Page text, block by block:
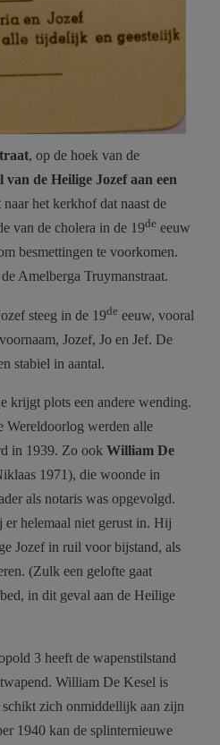
, op de hoek van de
van de Heilige Jozef aan een
het kerkhof dat naast de
van de cholera in de 19de eeuw
besmettingen te voorkomen.
Amelberga Truymanstraat.
steeg in de 19de eeuw, vooral
Jozef, Jo en Jef. De
stabiel in aantal.
krijgt plots een andere wending.
Wereldoorlog werden alle
in 1939. Zo ook William De
1971), die woonde in
als notaris was opgevolgd.
helemaal niet gerust in. Hij
Jozef in ruil voor bijstand, als
(Zulk een gelofte gaat
in dit geval aan de Heilige
3 heeft de wapenstilstand
William De Kesel is
zich onmiddellijk aan zijn
1940 kan de splinternieuwe